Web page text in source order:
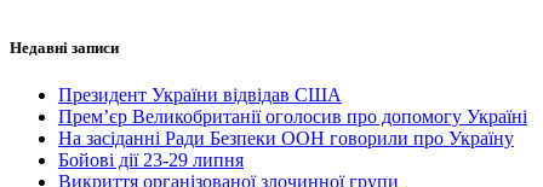
Недавні записи
Президент України відвідав США
Прем’єр Великобританії оголосив про допомогу Україні
На засіданні Ради Безпеки ООН говорили про Україну
Бойові дії 23-29 липня
Викриття організованої злочинної групи